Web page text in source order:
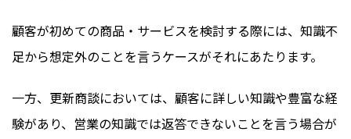
顧客が初めての商品・サービスを検討する際には、知識不
足から想定外のことを言うケースがそれにあたります。
一方、更新商談においては、顧客に詳しい知識や豊富な経
験があり、営業の知識では返答できないことを言う場合が